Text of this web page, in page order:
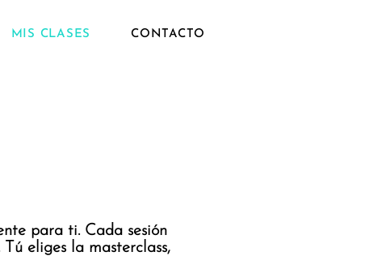
MIS CLASES CONTACTO
para ti. Cada sesión
eliges la masterclass,